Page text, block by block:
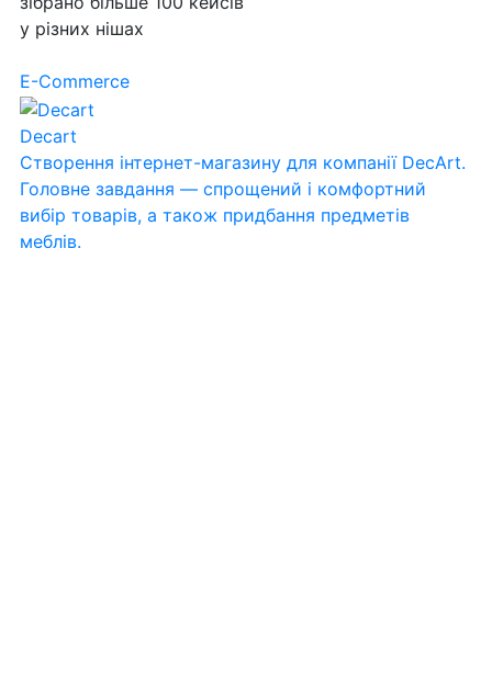
у різних нішах
E-Commerce
Decart
Створення інтернет-магазину для компанії DecArt.
Головне завдання — спрощений і комфортний
вибір товарів, а також придбання предметів
меблів.